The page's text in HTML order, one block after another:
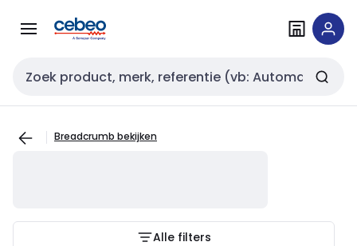
naar
naar
Zoekveld invoer
Breadcrumb bekijken
Alle filters